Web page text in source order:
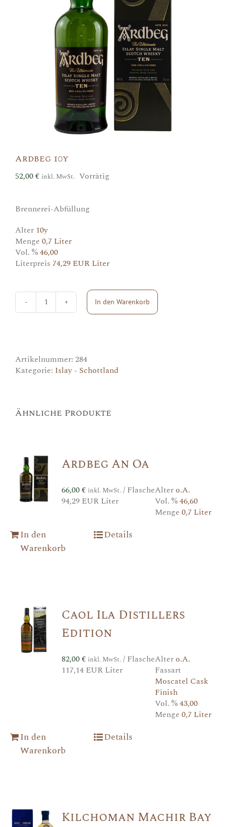
Ardbeg 10y
52,00€ inkl. MwSt. Vorrätig
Brennerei-Abfüllung
Alter 10y
Menge 0,7 Liter
Vol. %46,00
Literpreis 74,29 EUR Liter
Ardbeg
10y
In den Warenkorb
Artikelnummer: 284
Kategorie: Islay - Schottland
Ähnliche Produkte
Ardbeg An Oa
66,00€ inkl. MwSt./ Flasche
94,29 EUR Liter
Altero.A.
Vol. %46,60
Menge 0,7 Liter
In den
Warenkorb
Details
Caol Ila Distillers
Edition
82,00€ inkl. MwSt./ Flasche
117,14 EUR Liter
Altero.A.
Fassart
Moscatel Cask
Finish
Vol. %43,00
Menge 0,7 Liter
In den
Warenkorb
Details
Kilchoman Machir Bay